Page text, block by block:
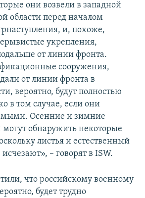
они возвели в западной
области перед началом
и, похоже,
укрепления,
от линии фронта.
сооружения,
от линии фронта в
вероятно, будут полностью
в том случае, если они
Осенние и зимние
могут обнаружить некоторые
листья и естественный
– говорят в ISW.
что российскому военному
будет трудно